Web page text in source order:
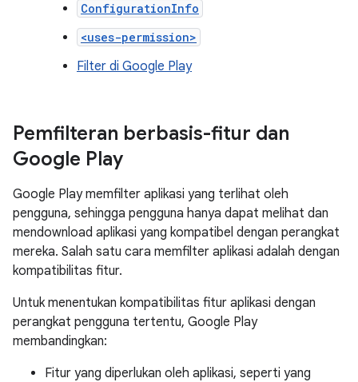
ConfigurationInfo
<uses-permission>
Filter di Google Play
Pemfilteran berbasis-fitur dan
Google Play
Google Play memfilter aplikasi yang terlihat oleh
pengguna, sehingga pengguna hanya dapat melihat dan
mendownload aplikasi yang kompatibel dengan perangkat
mereka. Salah satu cara memfilter aplikasi adalah dengan
kompatibilitas fitur.
Untuk menentukan kompatibilitas fitur aplikasi dengan
perangkat pengguna tertentu, Google Play
membandingkan:
Fitur yang diperlukan oleh aplikasi, seperti yang